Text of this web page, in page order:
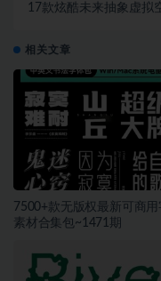
17款炫酷未来抽象虚拟
相关文章
7500+款无版权最新可商用
素材合集包~1471期